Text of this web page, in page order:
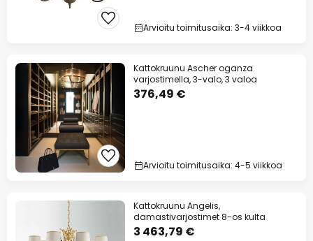
Arvioitu toimitusaika: 3-4 viikkoa
Kattokruunu Ascher oganza
varjostimella, 3-valo, 3 valoa
376,49 €
Arvioitu toimitusaika: 4-5 viikkoa
Kattokruunu Angelis,
damastivarjostimet 8-os kulta
3 463,79 €